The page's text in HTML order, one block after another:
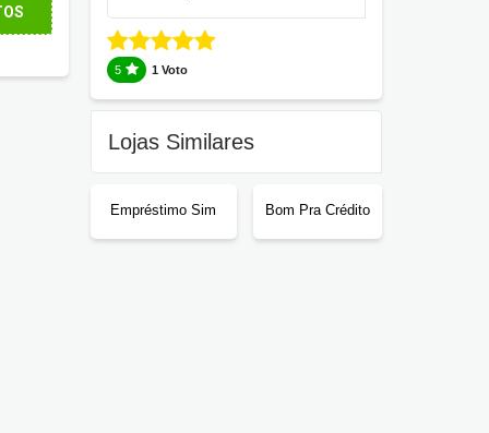
5 1 Voto
Lojas Similares
Empréstimo Sim Bom Pra Crédito